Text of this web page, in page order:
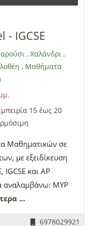
- IGCSE
, Χαλάνδρι,
, Μαθήματα
15 έως 20
Μαθηματικών σε
με εξειδίκευση
IGCSE και AP
αναλαμβάνω: MYP
: Analysis and
Mathematics:
...
6978029921